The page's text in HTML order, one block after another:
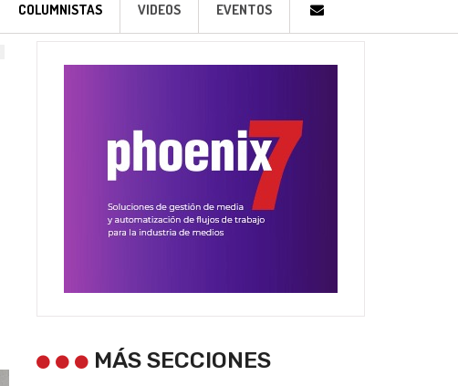
COLUMNISTAS VIDEOS EVENTOS
MÁS SECCIONES